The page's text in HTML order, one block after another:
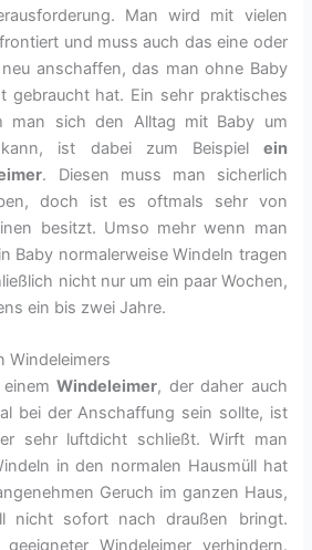
Man wird mit vielen
und muss auch das eine oder
anschaffen, das man ohne Baby
gebraucht hat. Ein sehr praktisches
man sich den Alltag mit Baby um
kann, ist dabei zum Beispiel ein
. Diesen muss man sicherlich
doch ist es oftmals sehr von
besitzt. Umso mehr wenn man
Baby normalerweise Windeln tragen
nicht nur um ein paar Wochen,
ein bis zwei Jahre.
Windeleimers
einemWindeleimer, der daher auch
bei der Anschaffung sein sollte, ist
sehr luftdicht schließt. Wirft man
in den normalen Hausmüll hat
Geruch im ganzen Haus,
nicht sofort nach draußen bringt.
Windeleimer verhindern.